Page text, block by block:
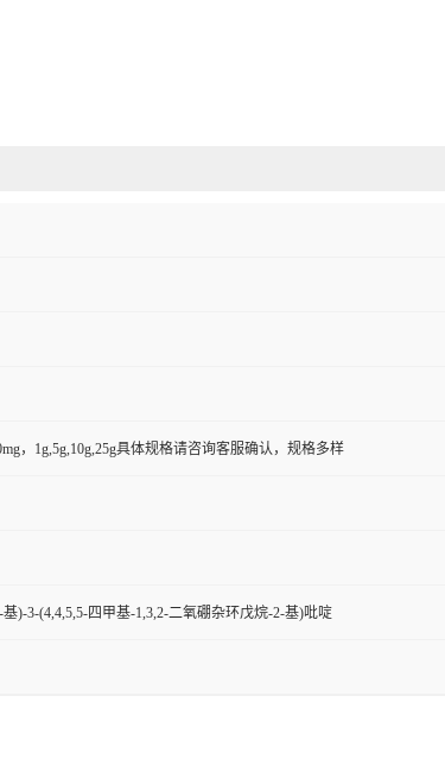
，1g,5g,10g,25g具体规格请咨询客服确认，规格多样
)-3-(4,4,5,5-四甲基-1,3,2-二氧硼杂环戊烷-2-基)吡啶